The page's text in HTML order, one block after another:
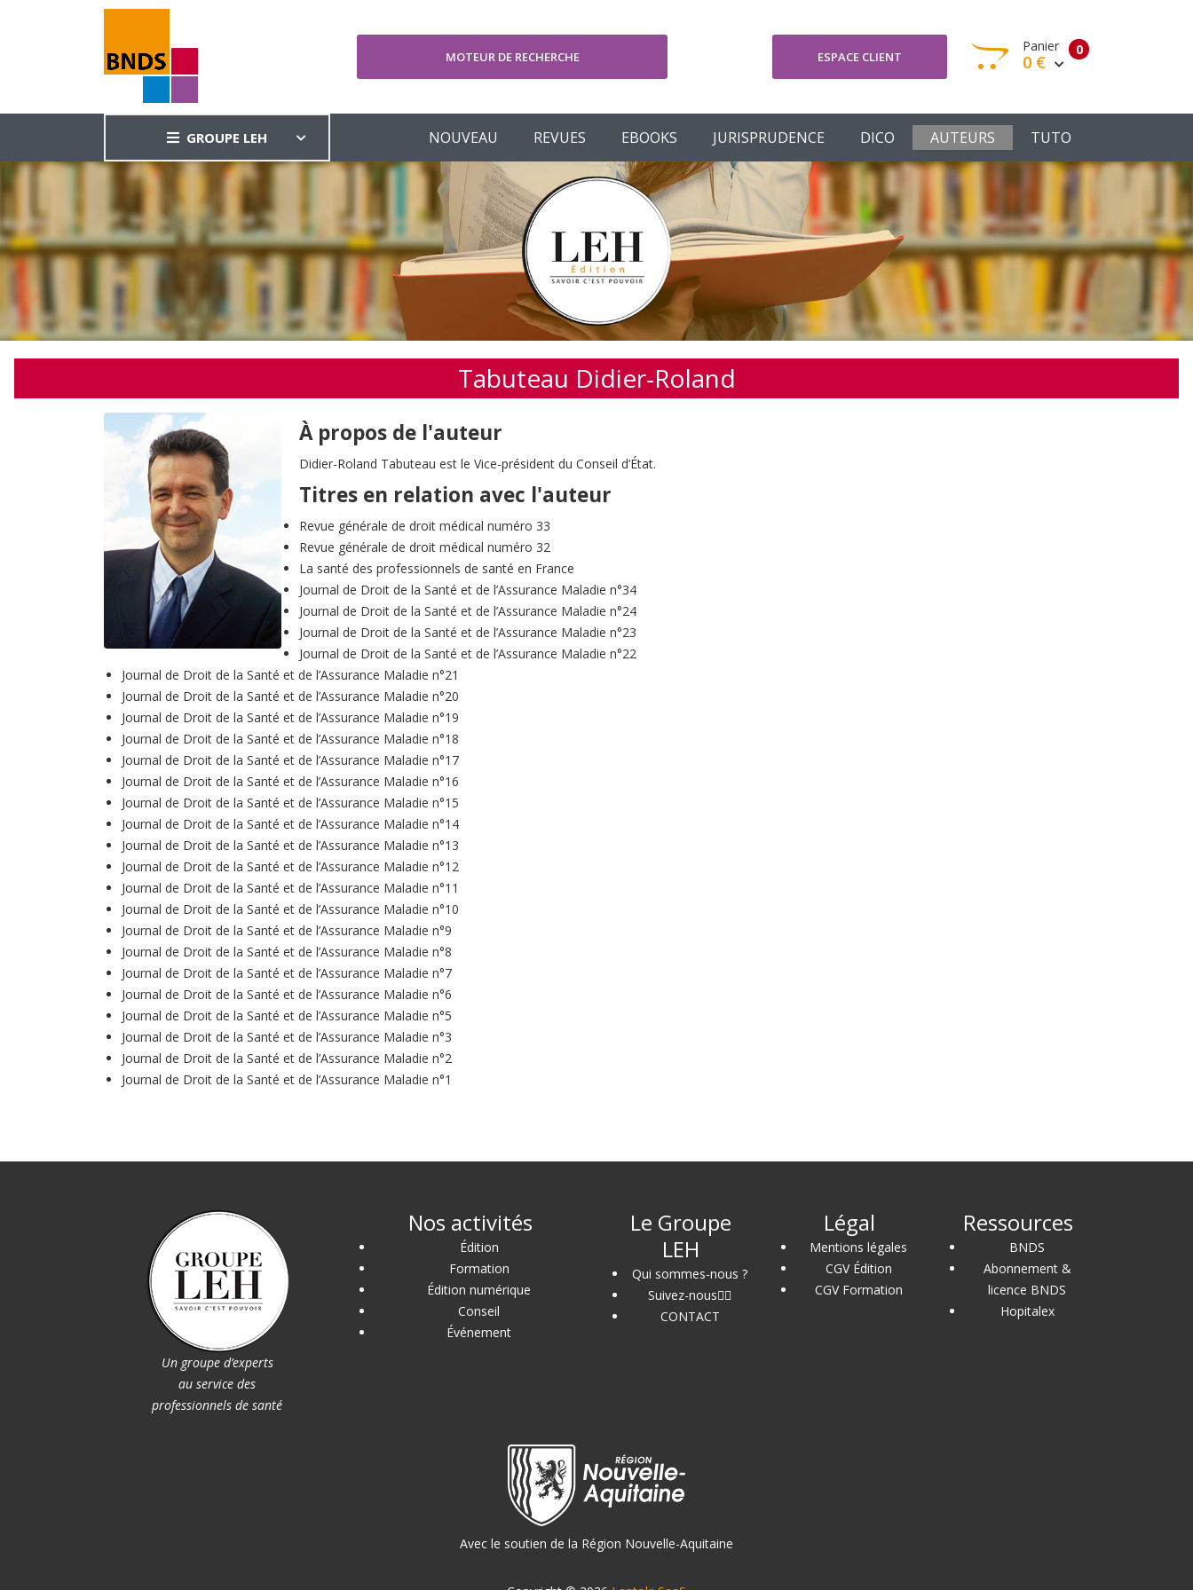
MOTEUR DE RECHERCHE ESPACE CLIENT 0
Panier
0 €
Votre panier est vide
Votre Panier Commander
GROUPE LEH NOUVEAU REVUES EBOOKS JURISPRUDENCE DICO AUTEURS TUTO
Tabuteau Didier-Roland
À propos de l'auteur
Didier-Roland Tabuteau est le Vice-président du Conseil d’État.
Titres en relation avec l'auteur
Revue générale de droit médical numéro 33
Revue générale de droit médical numéro 32
La santé des professionnels de santé en France
Journal de Droit de la Santé et de l’Assurance Maladie n°34
Journal de Droit de la Santé et de l’Assurance Maladie n°24
Journal de Droit de la Santé et de l’Assurance Maladie n°23
Journal de Droit de la Santé et de l’Assurance Maladie n°22
Journal de Droit de la Santé et de l’Assurance Maladie n°21
Journal de Droit de la Santé et de l’Assurance Maladie n°20
Journal de Droit de la Santé et de l’Assurance Maladie n°19
Journal de Droit de la Santé et de l’Assurance Maladie n°18
Journal de Droit de la Santé et de l’Assurance Maladie n°17
Journal de Droit de la Santé et de l’Assurance Maladie n°16
Journal de Droit de la Santé et de l’Assurance Maladie n°15
Journal de Droit de la Santé et de l’Assurance Maladie n°14
Journal de Droit de la Santé et de l’Assurance Maladie n°13
Journal de Droit de la Santé et de l’Assurance Maladie n°12
Journal de Droit de la Santé et de l’Assurance Maladie n°11
Journal de Droit de la Santé et de l’Assurance Maladie n°10
Journal de Droit de la Santé et de l’Assurance Maladie n°9
Journal de Droit de la Santé et de l’Assurance Maladie n°8
Journal de Droit de la Santé et de l’Assurance Maladie n°7
Journal de Droit de la Santé et de l’Assurance Maladie n°6
Journal de Droit de la Santé et de l’Assurance Maladie n°5
Journal de Droit de la Santé et de l’Assurance Maladie n°3
Journal de Droit de la Santé et de l’Assurance Maladie n°2
Journal de Droit de la Santé et de l’Assurance Maladie n°1
Un groupe d’experts
au service des
professionnels de santé
Nos activités
Édition
Formation
Édition numérique
Conseil
Événement
Le Groupe
LEH
Qui sommes-nous ?
Suivez-nous
CONTACT
Légal
Mentions légales
CGV Édition
CGV Formation
Ressources
BNDS
Abonnement &
licence BNDS
Hopitalex
Avec le soutien de la Région Nouvelle-Aquitaine